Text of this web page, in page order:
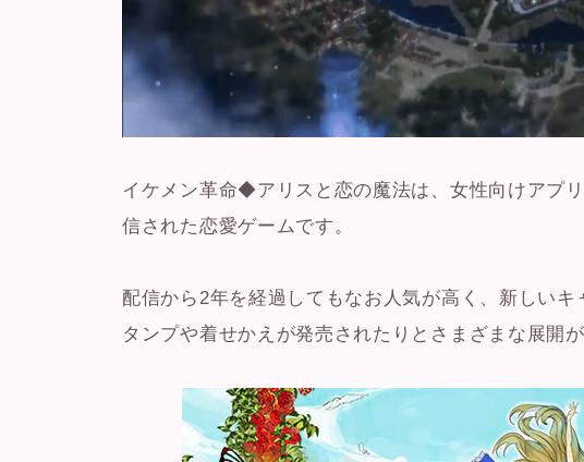
イケメン革命◆アリスと恋の魔法は、女性向けアプ
信された恋愛ゲームです。
配信から2年を経過してもなお人気が高く、新しい
タンプや着せかえが発売されたりとさまざまな展開